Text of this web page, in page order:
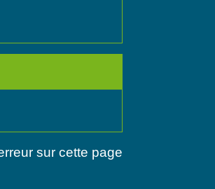
sur cette page